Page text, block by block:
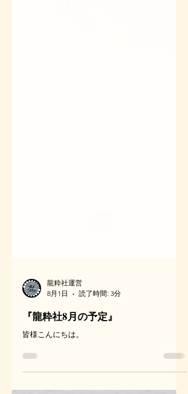
龍粋社運営
8月1日
『龍粋社8月の予定』
皆様こんにちは。